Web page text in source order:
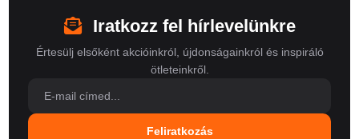
Iratkozz fel hírlevelünkre
Értesülj elsőként akcióinkról, újdonságainkról és inspiráló
ötleteinkről.
Feliratkozás